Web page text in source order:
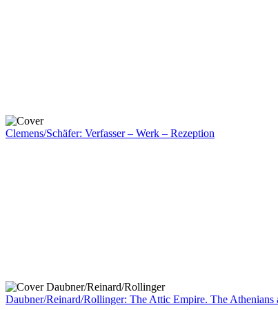
Clemens/Schäfer: Verfasser – Werk – Rezeption
Daubner/Reinard/Rollinger: The Attic Empire. The